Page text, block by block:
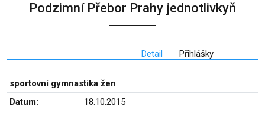
Podzimní Přebor Prahy jednotlivkyň
Detail Přihlášky
sportovní gymnastika žen
Datum:
18.10.2015